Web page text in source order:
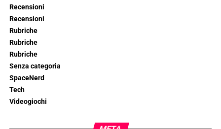
Recensioni
Recensioni
Rubriche
Rubriche
Rubriche
Senza categoria
SpaceNerd
Tech
Videogiochi